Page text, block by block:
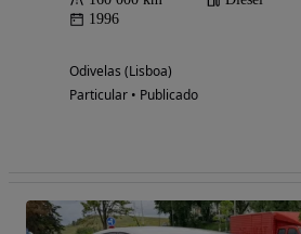
1996
Odivelas (Lisboa)
Particular • Publicado